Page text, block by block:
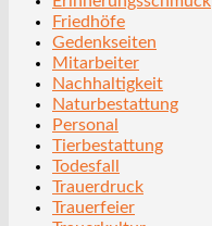
Friedhöfe
Gedenkseiten
Mitarbeiter
Nachhaltigkeit
Naturbestattung
Personal
Tierbestattung
Todesfall
Trauerdruck
Trauerfeier